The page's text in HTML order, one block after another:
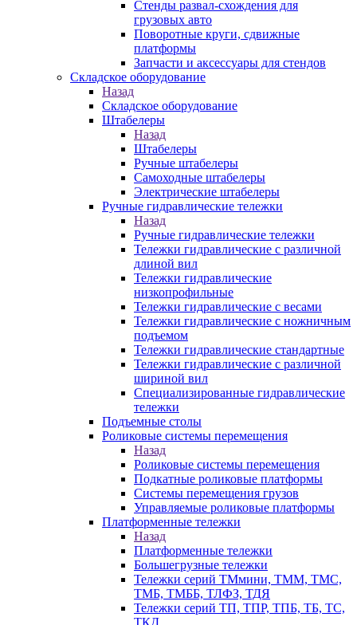
Стенды развал-схождения для
грузовых авто
Поворотные круги, сдвижные
платформы
Запчасти и аксессуары для стендов
Складское оборудование
Назад
Складское оборудование
Штабелеры
Назад
Штабелеры
Ручные штабелеры
Самоходные штабелеры
Электрические штабелеры
Ручные гидравлические тележки
Назад
Ручные гидравлические тележки
Тележки гидравлические с различной
длиной вил
Тележки гидравлические
низкопрофильные
Тележки гидравлические с весами
Тележки гидравлические с ножничным
подъемом
Тележки гидравлические стандартные
Тележки гидравлические с различной
шириной вил
Специализированные гидравлические
тележки
Подъемные столы
Роликовые системы перемещения
Назад
Роликовые системы перемещения
Подкатные роликовые платформы
Системы перемещения грузов
Управляемые роликовые платформы
Платформенные тележки
Назад
Платформенные тележки
Большегрузные тележки
Тележки серий ТМмини, ТММ, ТМС,
ТМБ, ТМББ, ТЛФЗ, ТДЯ
Тележки серий ТП, ТПР, ТПБ, ТБ, ТС,
ТКД